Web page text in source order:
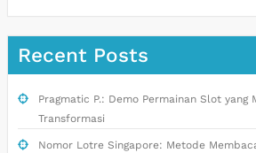
Recent Posts
Pragmatic P.: Demo Permainan Slot yang
Transformasi
Nomor Lotre Singapore: Metode